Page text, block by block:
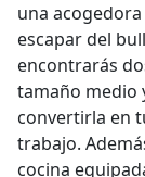
una
escapar del
encontrarás
tamaño medio
convertirla en
trabajo.
cocina